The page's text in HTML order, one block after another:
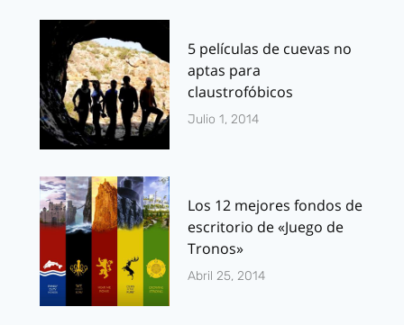
5 películas de cuevas no
aptas para
claustrofóbicos
Julio 1, 2014
Los 12 mejores fondos de
escritorio de «Juego de
Tronos»
Abril 25, 2014